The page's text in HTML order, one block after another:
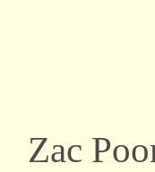
Zac